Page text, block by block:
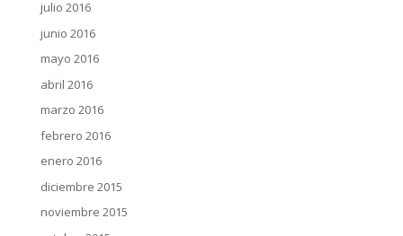
julio 2016
junio 2016
mayo 2016
abril 2016
marzo 2016
febrero 2016
enero 2016
diciembre 2015
noviembre 2015